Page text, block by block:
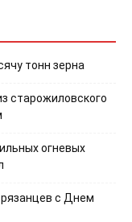
тонн зерна
старожиловского
огневых
с Днем